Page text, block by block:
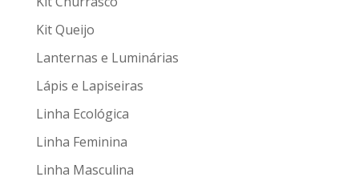
Kit Queijo
Lanternas e Luminárias
Lápis e Lapiseiras
Linha Ecológica
Linha Feminina
Linha Masculina